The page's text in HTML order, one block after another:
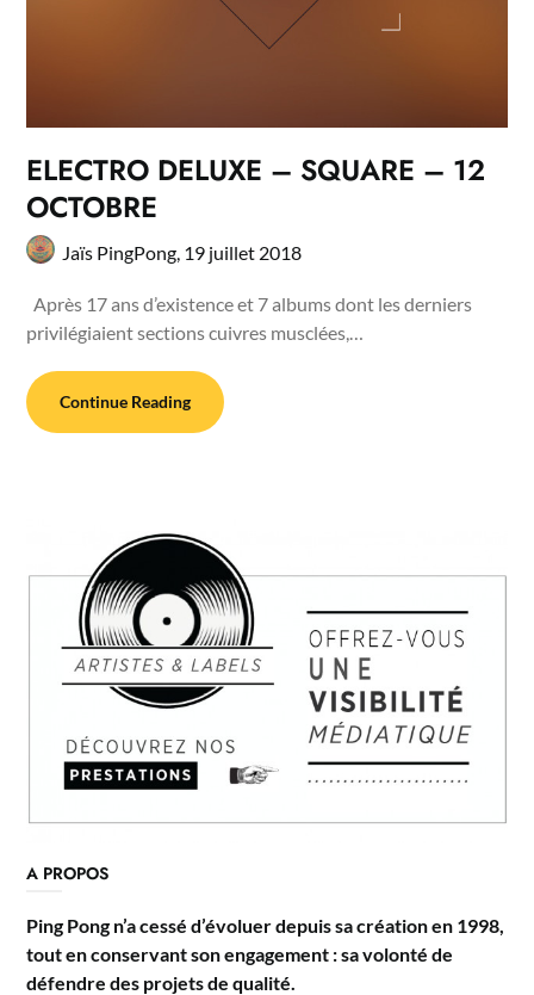
ELECTRO DELUXE – SQUARE – 12
OCTOBRE
Jaïs PingPong, 19 juillet 2018
Après 17 ans d’existence et 7 albums dont les derniers
privilégiaient sections cuivres musclées,…
Continue Reading
A PROPOS
Ping Pong n’a cessé d’évoluer depuis sa création en 1998,
tout en conservant son engagement : sa volonté de
défendre des projets de qualité.